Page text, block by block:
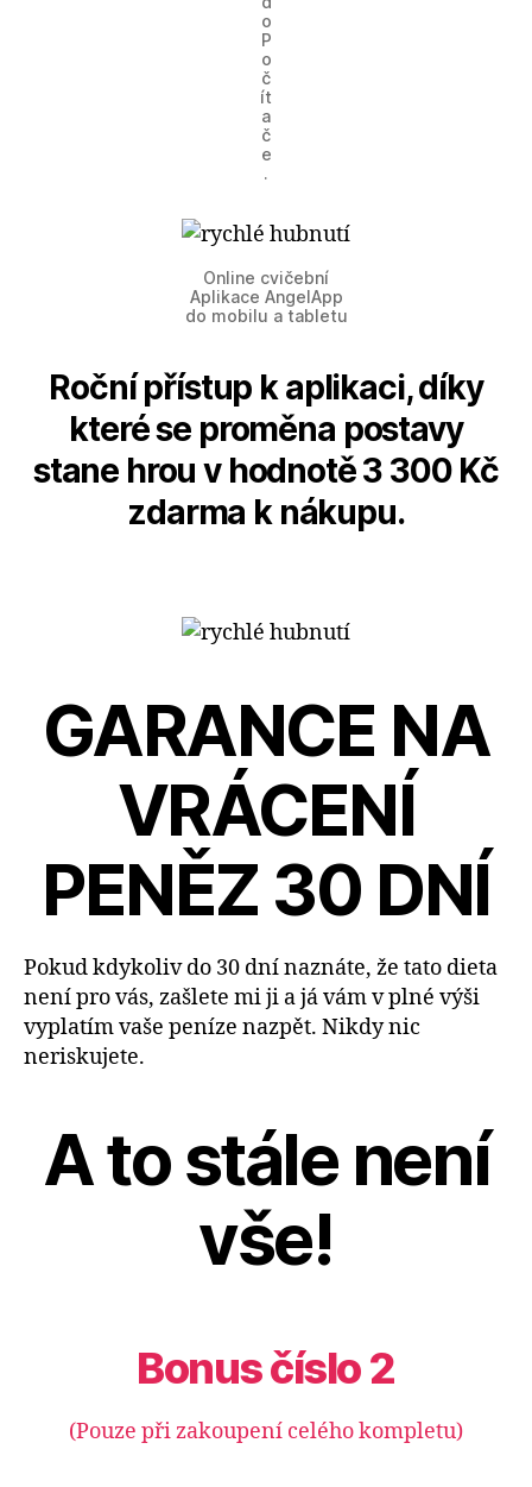
o
P
o
č
ít
a
č
e
.
Online cvičební
Aplikace AngelApp
do mobilu a tabletu
Roční přístup k aplikaci, díky
které se proměna postavy
stane hrou v hodnotě 3 300 Kč
zdarma k nákupu.
GARANCE NA
VRÁCENÍ
PENĚZ 30 DNÍ
Pokud kdykoliv do 30 dní naznáte, že tato dieta
není pro vás, zašlete mi ji a já vám v plné výši
vyplatím vaše peníze nazpět. Nikdy nic
neriskujete.
A to stále není
vše!
Bonus číslo 2
(Pouze při zakoupení celého kompletu)